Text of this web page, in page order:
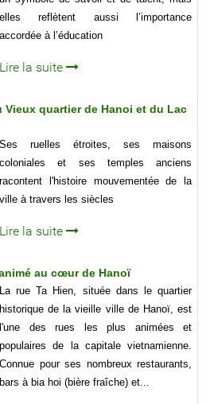
elles reflètent aussi l’importance
accordée à l’éducation
Lire la suite
Vieux quartier de Hanoi et du Lac
Ses ruelles étroites, ses maisons
coloniales et ses temples anciens
racontent l'histoire mouvementée de la
ville à travers les siècles
Lire la suite
au cœur de Hanoï
La rue Ta Hien, située dans le quartier
historique de la vieille ville de Hanoï, est
l'une des rues les plus animées et
populaires de la capitale vietnamienne.
Connue pour ses nombreux restaurants,
bars à bia hoi (bière fraîche) et...